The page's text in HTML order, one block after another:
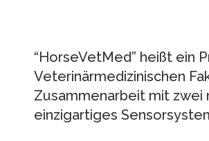
“HorseVetMed” heißt ein
Veterinärmedizinischen
Zusammenarbeit mit zwei
einzigartiges